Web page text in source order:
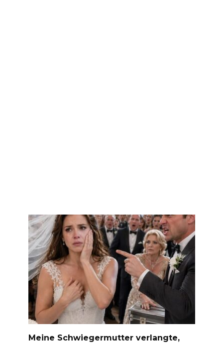
Meine Schwiegermutter verlangte,